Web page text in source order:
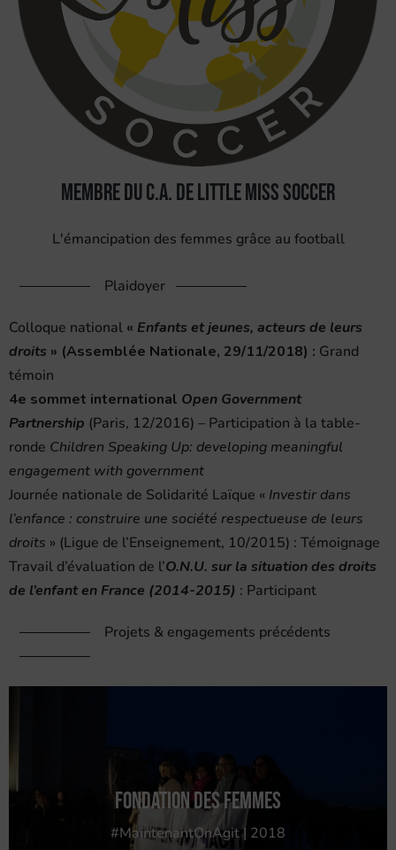
Membre du C.A. de Little Miss Soccer
L'émancipation des femmes grâce au football
Plaidoyer
Colloque national « Enfants et jeunes, acteurs de leurs
droits » (Assemblée Nationale, 29/11/2018) : Grand
témoin
4e sommet international Open Government
Partnership (Paris, 12/2016) – Participation à la table-
ronde Children Speaking Up: developing meaningful
engagement with government
Journée nationale de Solidarité Laïque « Investir dans
l’enfance : construire une société respectueuse de leurs
droits » (Ligue de l’Enseignement, 10/2015) : Témoignage
Travail d’évaluation de l’O.N.U. sur la situation des droits
de l’enfant en France (2014-2015) : Participant
Projets & engagements précédents
Fondation des Femmes
#MaintenantOnAgit | 2018